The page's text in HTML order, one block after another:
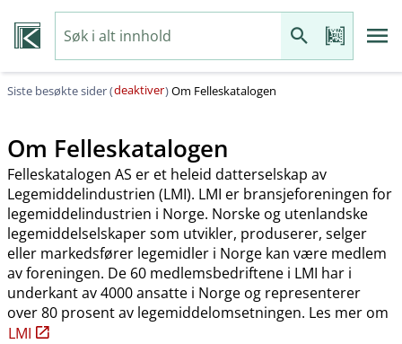
Siste besøkte sider (deaktiver)Om Felleskatalogen
Om Felleskatalogen
Felleskatalogen AS er et heleid datterselskap av
Legemiddelindustrien (LMI). LMI er bransjeforeningen for
legemiddelindustrien i Norge. Norske og utenlandske
legemiddelselskaper som utvikler, produserer, selger
eller markedsfører legemidler i Norge kan være medlem
av foreningen. De 60 medlemsbedriftene i LMI har i
underkant av 4000 ansatte i Norge og representerer
over 80 prosent av legemiddelomsetningen. Les mer om
LMI